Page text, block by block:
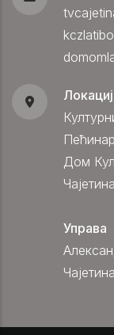
Дом
Чајетина
Управа
Чајетина